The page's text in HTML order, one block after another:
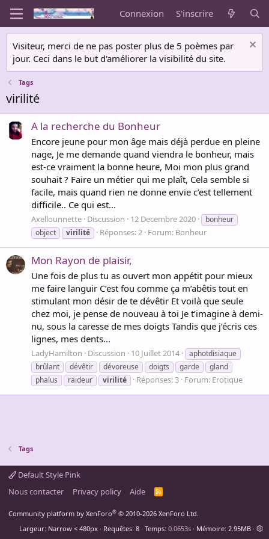
Connexion S'inscrire
Visiteur, merci de ne pas poster plus de 5 poèmes par
jour. Ceci dans le but d'améliorer la visibilité du site.
Tags
virilité
A la recherche du Bonheur
Encore jeune pour mon âge mais déjà perdue en pleine
nage, Je me demande quand viendra le bonheur, mais
est-ce vraiment la bonne heure, Moi mon plus grand
souhait ? Faire un métier qui me plaît, Cela semble si
facile, mais quand rien ne donne envie c’est tellement
difficile.. Ce qui est...
Axellounnette Discussion 12 Decembre 2020
bonheur
object
virilité Réponses: 2 Forum: Bonheur
Mon Rayon de plaisir,
Une fois de plus tu as ouvert mon appétit pour mieux
me faire languir C’est fou comme ça m’abêtis tout en
stimulant mon désir de te dévêtir Et voilà que seule
chez moi, je pense de nouveau à toi Je t’imagine à demi-
nu, sous la caresse de mes doigts Tandis que j’écris ces
lignes, mes dents...
LadyHamilton Discussion 10 Juillet 2014
aphotdisiaque
brûlant
dévêtir dévoreuse doigts garde
gland
phalus
raideur virilité Réponses: 3 Forum: Erotique
Tags
Default Style Pink
Nous contacter
Privacy policy Aide
R
Community platform by XenForo® © 2010-2026 XenForo Ltd.
Largeur
Requêtes 8 Temps 0.0653s Mémoire 2.95MB